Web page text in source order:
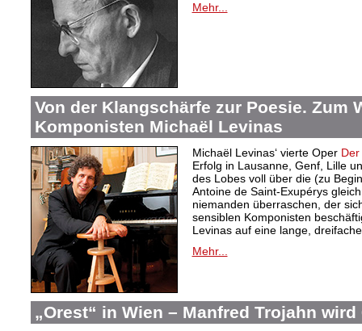
Mehr...
Von der Klangschärfe zur Poesie. Zum
Komponisten Michaël Levinas
Michaël Levinas‘ vierte Oper
Erfolg in Lausanne, Genf, Lille
des Lobes voll über die (zu
Antoine de Saint-Exupérys
niemanden überraschen, der
sensiblen Komponisten
Levinas auf eine lange,
Mehr...
„Orest“ in Wien – Manfred Trojahn wird